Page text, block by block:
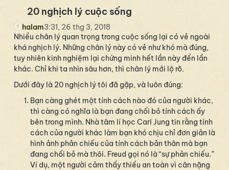
20 nghịch lý cuộc sống
halam3:31, 26 thg 3, 2018
Nhiều chân lý quan trọng trong cuộc sống lại có vẻ ngoài
khá nghịch lý. Những chân lý này có vẻ như khó mà đúng,
tuy nhiên kinh nghiệm lại chứng minh hết lần này đến lần
khác. Chỉ khi ta nhìn sâu hơn, thì chân lý mới lộ rõ.
Dưới đây là 20 nghịch lý tôi đã gặp, và luôn đúng:
Bạn càng ghét một tính cách nào đó của người khác,
thì càng có nghĩa là bạn đang chối bỏ tính cách ấy
bên trong mình. Nhà tâm lí học Carl Jung tin rằng tính
cách của người khác làm bạn khó chịu chỉ đơn giản là
hình ảnh phản chiếu của tính cách bản thân mà bạn
đang chối bỏ mà thôi. Freud gọi nó là “sự phản chiếu.”
Ví dụ, một người cảm thấy thiếu an toàn vì cân nặng